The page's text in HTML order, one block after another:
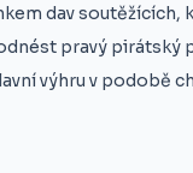
dav soutěžících,
pravý pirátský
výhru v podobě